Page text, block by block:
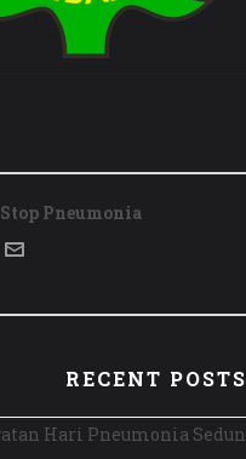
Stop Pneumonia
RECENT POSTS